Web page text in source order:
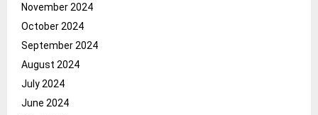
November 2024
October 2024
September 2024
August 2024
July 2024
June 2024